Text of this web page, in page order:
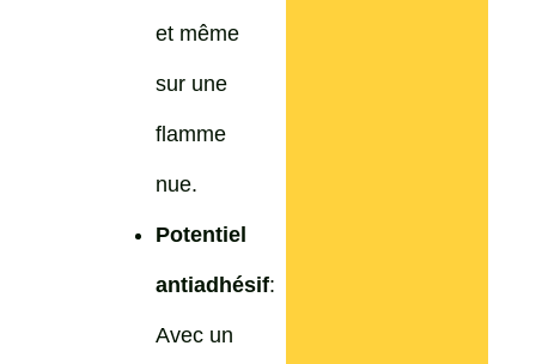
et même
sur une
flamme
nue.
Potentiel
antiadhésif:
Avec un